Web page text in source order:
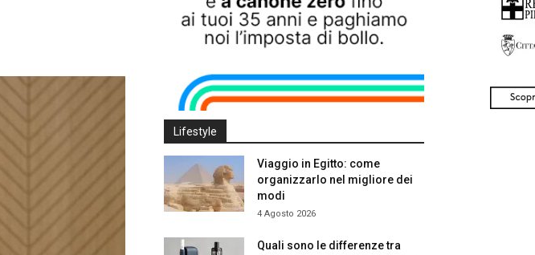
Lifestyle
Viaggio in Egitto: come
organizzarlo nel migliore dei
modi
4 Agosto 2026
Quali sono le differenze tra